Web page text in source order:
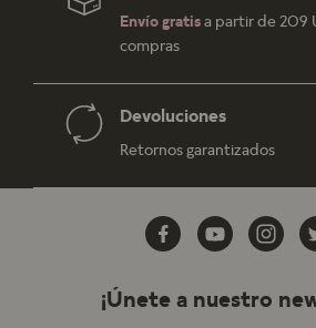
Envío gratisa partir de 209
compras
Devoluciones
Retornos garantizados
¡Únete a nuestro